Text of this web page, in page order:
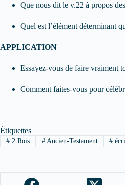
Que nous dit le v.22 à propos
Quel est l’élément déterminant
APPLICATION
Essayez-vous de faire vraiment
Comment faites-vous pour
Étiquettes
#2 Rois #Ancien-Testament #